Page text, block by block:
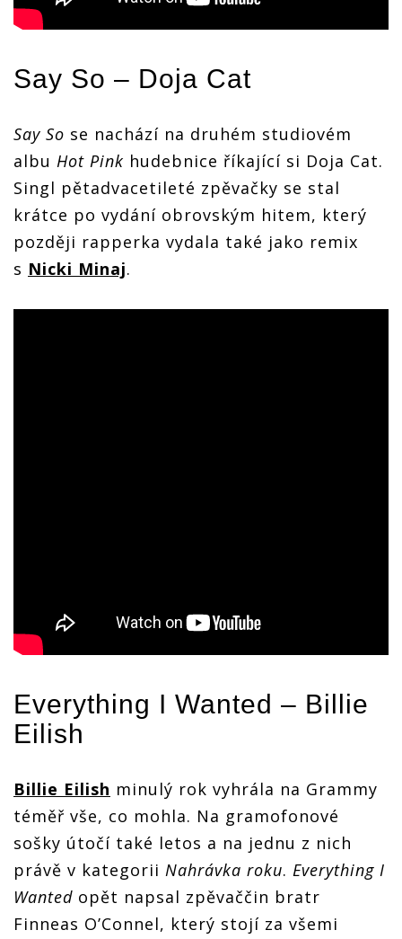
Say So – Doja Cat
Say So se nachází na druhém studiovém
albu Hot Pink hudebnice říkající si Doja Cat.
Singl pětadvacetileté zpěvačky se stal
krátce po vydání obrovským hitem, který
později rapperka vydala také jako remix
s Nicki Minaj.
Everything I Wanted – Billie
Eilish
Billie Eilish minulý rok vyhrála na Grammy
téměř vše, co mohla. Na gramofonové
sošky útočí také letos a na jednu z nich
právě v kategorii Nahrávka roku. Everything I
Wanted opět napsal zpěvaččin bratr
Finneas O’Connel, který stojí za všemi